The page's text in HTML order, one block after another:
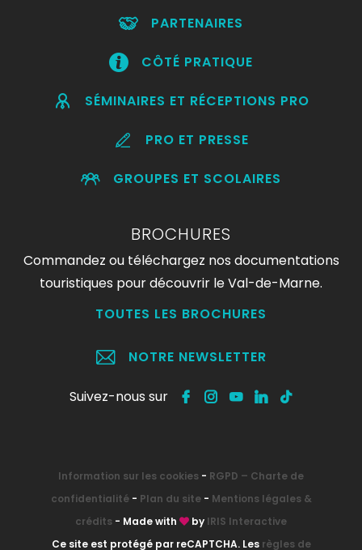
PARTENAIRES
CÔTÉ PRATIQUE
SÉMINAIRES ET RÉCEPTIONS PRO
PRO ET PRESSE
GROUPES ET SCOLAIRES
BROCHURES
Commandez ou téléchargez nos documentations
touristiques pour découvrir le Val-de-Marne.
TOUTES LES BROCHURES
NOTRE NEWSLETTER
Suivez-nous sur
Information sur les cookies - RGPD – Charte de
confidentialité- Plan du site- Mentions légales &
crédits - Made with by IRIS Interactive
Ce site est protégé par reCAPTCHA. Les règles de